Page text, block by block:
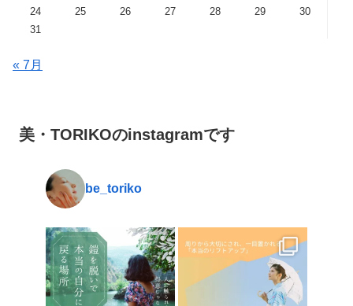
24
25 26 27 28 29
30
31
« 7月
美・TORIKOのinstagramです
be_toriko